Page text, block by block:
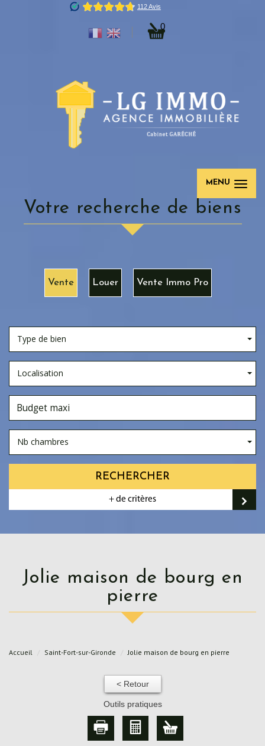
0
MENU
votre recherche de biens
Vente Louer Vente Immo Pro
Type de bien
Localisation
Nb chambres
RECHERCHER
+ de critères
Jolie maison de bourg en
pierre
Accueil Saint-Fort-sur-Gironde Jolie maison de bourg en pierre
< Retour
Outils pratiques